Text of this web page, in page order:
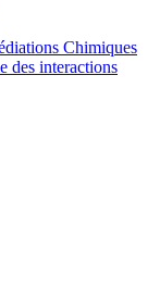
Chimiques
des interactions